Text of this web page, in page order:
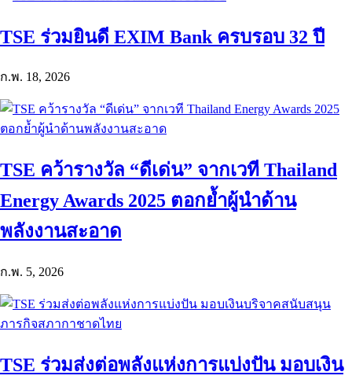
TSE ร่วมยินดี EXIM Bank ครบรอบ 32 ปี
ก.พ. 18, 2026
TSE คว้ารางวัล “ดีเด่น” จากเวที Thailand
Energy Awards 2025 ตอกย้ำผู้นำด้าน
พลังงานสะอาด
ก.พ. 5, 2026
TSE ร่วมส่งต่อพลังแห่งการแบ่งปัน มอบเงิน